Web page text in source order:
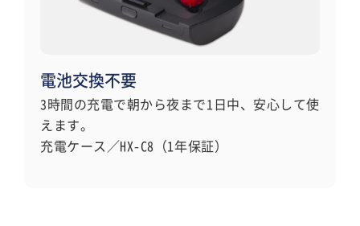
電池交換不要
3時間の充電で朝から夜まで1日中、安心して使
えます。
充電ケース／HX-C8（1年保証）